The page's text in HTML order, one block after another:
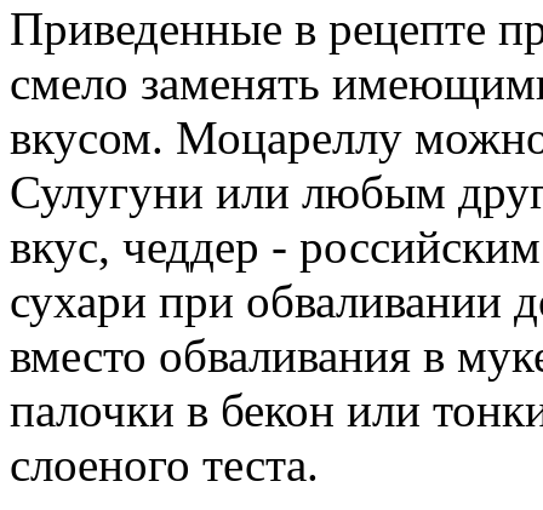
Приведенные в рецепте
смело заменять
вкусом. Моцареллу
Сулугуни или любым
вкус, чеддер -
сухари при обваливании
вместо обваливания в
палочки в бекон или
слоеного теста.